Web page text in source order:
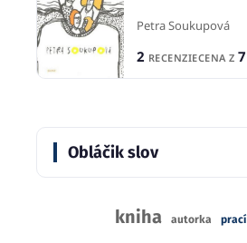
Petra Soukupová
2 RECENZIECENA Z 7
Obláčik slov
kniha autorka prací